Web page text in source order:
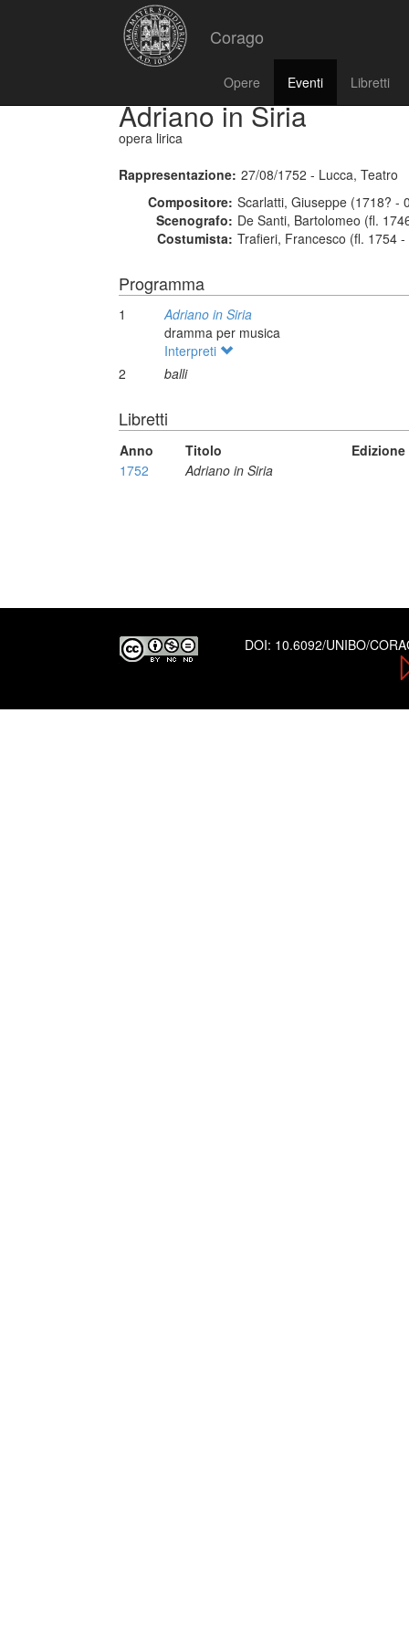
Corago
Opere Eventi Libretti
Adriano in Siria
opera lirica
Rappresentazione: 27/08/1752 - Lucca, Teatro
Compositore: Scarlatti, Giuseppe (1718? -
Scenografo: De Santi, Bartolomeo (fl.
Costumista: Trafieri, Francesco (fl. 1754
Programma
1
Adriano in Siria
dramma per musica
Interpreti
2
balli
Libretti
Anno Titolo
Edizione
1752
Adriano in Siria
DOI: 10.6092/UNIBO/